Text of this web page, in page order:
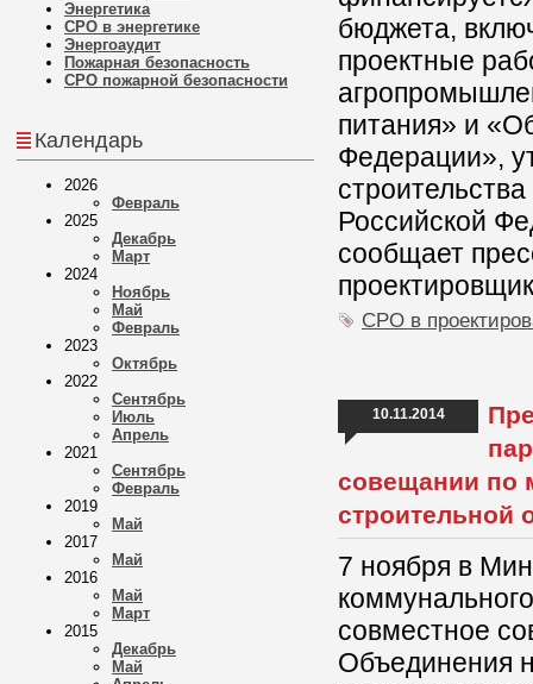
Энергетика
СРО в энергетике
Энергоаудит
Пожарная безопасность
СРО пожарной безопасности
Календарь
2026
Февраль
2025
Декабрь
Март
2024
Ноябрь
Май
Февраль
2023
Октябрь
2022
Сентябрь
Июль
Апрель
2021
Сентябрь
Февраль
2019
Май
2017
Май
2016
Май
Март
2015
Декабрь
Май
бюджета,
проектные
питания» и
Федерации»,
Российской
сообщает
СРО в
10.11.2014
совещании по
строительной
7 ноября в
совместное
Объединения